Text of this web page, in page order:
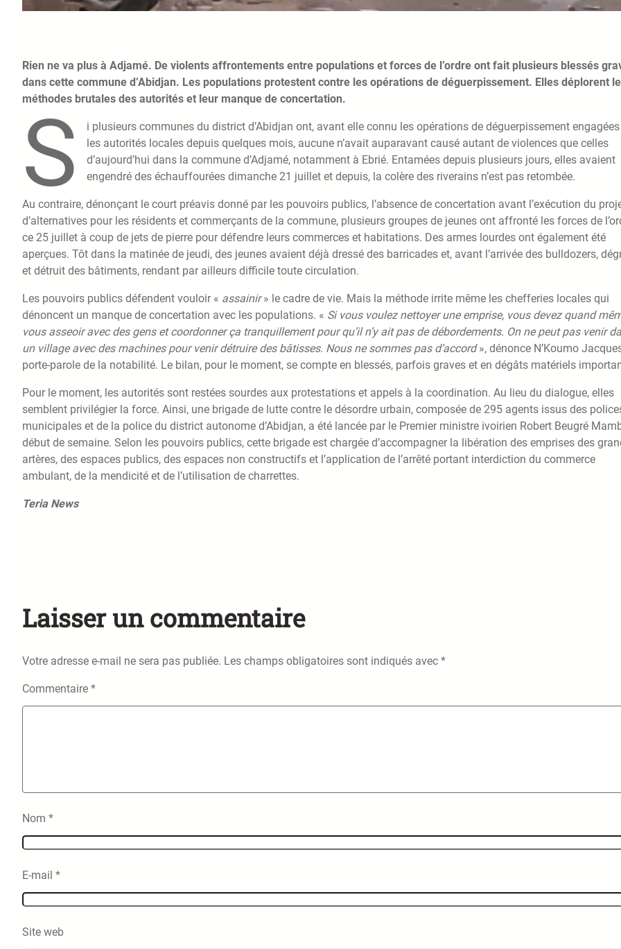
Rien ne va plus à Adjamé. De violents affrontements entre populations et forces de l’ordre ont fait plusieurs blessés
dans cette commune d’Abidjan. Les populations protestent contre les opérations de déguerpissement. Elles déplorent
méthodes brutales des autorités et leur manque de concertation.
S
i plusieurs communes du district d’Abidjan ont, avant elle connu les opérations de déguerpissement
les autorités locales depuis quelques mois, aucune n’avait auparavant causé autant de violences que celles
d’aujourd’hui dans la commune d’Adjamé, notamment à Ebrié. Entamées depuis plusieurs jours, elles avaient
engendré des échauffourées dimanche 21 juillet et depuis, la colère des riverains n’est pas retombée.
Au contraire, dénonçant le court préavis donné par les pouvoirs publics, l’absence de concertation avant l’exécution du
d’alternatives pour les résidents et commerçants de la commune, plusieurs groupes de jeunes ont affronté les forces de
ce 25 juillet à coup de jets de pierre pour défendre leurs commerces et habitations. Des armes lourdes ont également été
aperçues. Tôt dans la matinée de jeudi, des jeunes avaient déjà dressé des barricades et, avant l’arrivée des bulldozers,
et détruit des bâtiments, rendant par ailleurs difficile toute circulation.
Les pouvoirs publics défendent vouloir « assainir» le cadre de vie. Mais la méthode irrite même les chefferies locales qui
dénoncent un manque de concertation avec les populations. « Si vous voulez nettoyer une emprise, vous devez quand
vous asseoir avec des gens et coordonner ça tranquillement pour qu’il n’y ait pas de débordements. On ne peut pas venir
un village avec des machines pour venir détruire des bâtisses. Nous ne sommes pas d’accord», dénonce N’Koumo
porte-parole de la notabilité. Le bilan, pour le moment, se compte en blessés, parfois graves et en dégâts matériels
Pour le moment, les autorités sont restées sourdes aux protestations et appels à la coordination. Au lieu du dialogue, elles
semblent privilégier la force. Ainsi, une brigade de lutte contre le désordre urbain, composée de 295 agents issus des
municipales et de la police du district autonome d’Abidjan, a été lancée par le Premier ministre ivoirien Robert Beugré
début de semaine. Selon les pouvoirs publics, cette brigade est chargée d’accompagner la libération des emprises des
artères, des espaces publics, des espaces non constructifs et l’application de l’arrêté portant interdiction du commerce
ambulant, de la mendicité et de l’utilisation de charrettes.
Teria News
Laisser un commentaire
Votre adresse e-mail ne sera pas publiée. Les champs obligatoires sont indiqués avec *
Commentaire *
Nom *
E-mail *
Site web